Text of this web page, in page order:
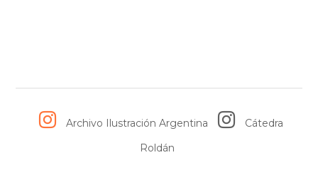
Archivo Ilustración Argentina
Cátedra
Roldán